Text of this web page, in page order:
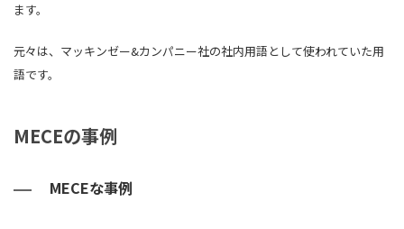
ます。
元々は、マッキンゼー&カンパニー社の社内用語として使われていた用
語です。
MECEの事例
MECEな事例